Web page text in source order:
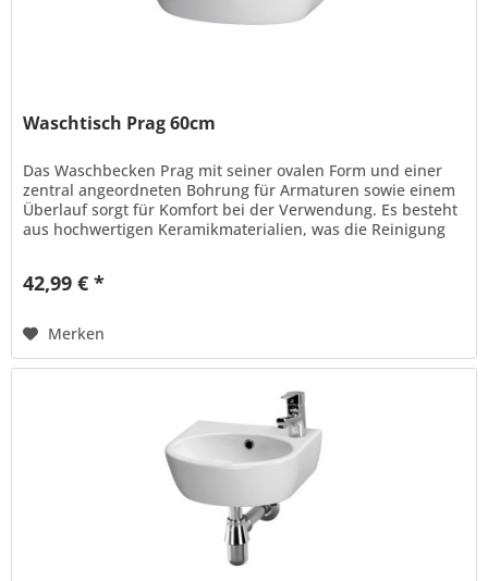
Waschtisch Prag 60cm
Das Waschbecken Prag mit seiner ovalen Form und einer
zentral angeordneten Bohrung für Armaturen sowie einem
Überlauf sorgt für Komfort bei der Verwendung. Es besteht
aus hochwertigen Keramikmaterialien, was die Reinigung
42,99 € *
Merken